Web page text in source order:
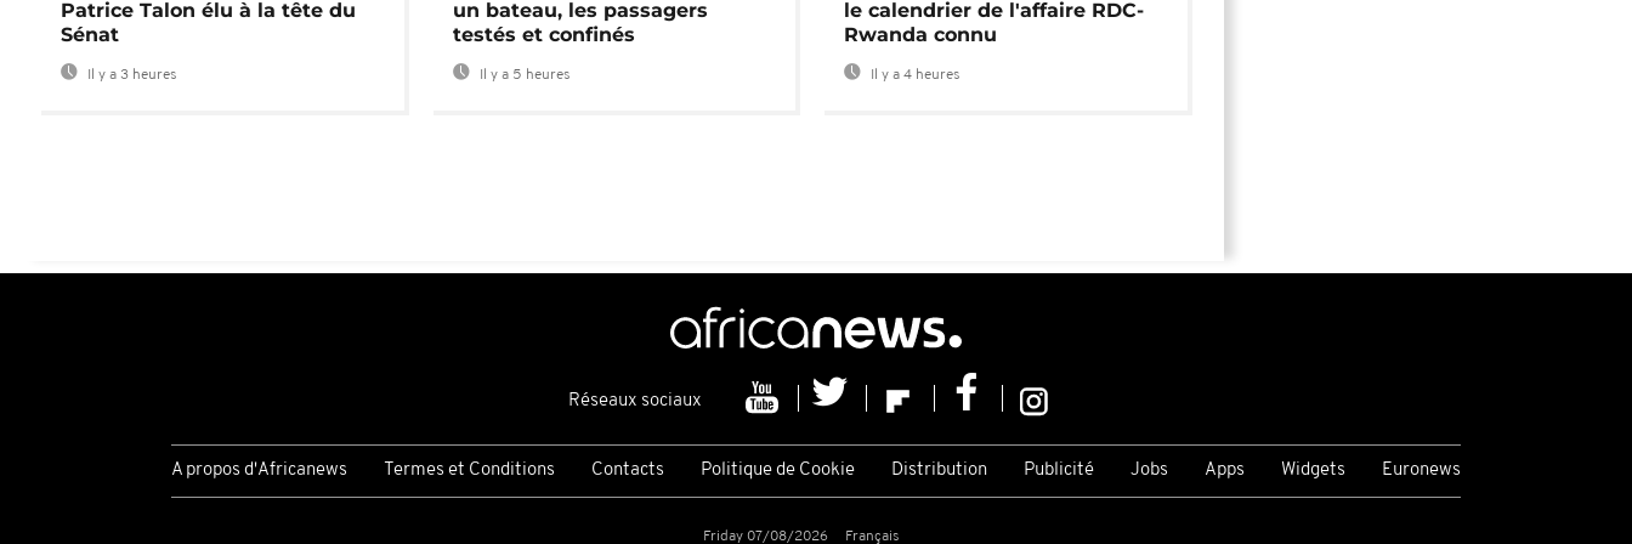
Patrice Talon élu à la tête du
Sénat
Il y a 3 heures
un bateau, les passagers
testés et confinés
Il y a 5 heures
le calendrier de l'affaire RDC-
Rwanda connu
Il y a 4 heures
Réseaux sociaux
A propos d'Africanews Termes et Conditions Contacts Politique de Cookie Distribution Publicité Jobs Apps Widgets Euronews
Friday 07/08/2026